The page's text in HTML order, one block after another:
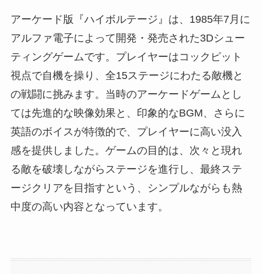
アーケード版『ハイボルテージ』は、1985年7月に
アルファ電子によって開発・発売された3Dシュー
ティングゲームです。プレイヤーはコックピット
視点で自機を操り、全15ステージにわたる敵機と
の戦闘に挑みます。当時のアーケードゲームとし
ては先進的な映像効果と、印象的なBGM、さらに
英語のボイスが特徴的で、プレイヤーに高い没入
感を提供しました。ゲームの目的は、次々と現れ
る敵を破壊しながらステージを進行し、最終ステ
ージクリアを目指すという、シンプルながらも熱
中度の高い内容となっています。